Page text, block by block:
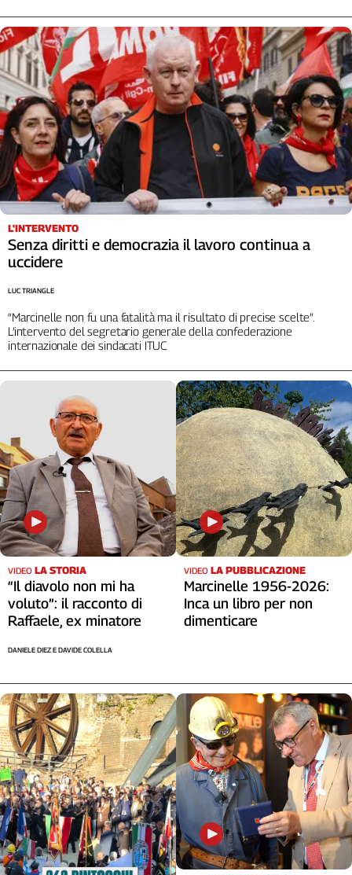
L'Italia
Lavoro
Territori
Abruzzo-
Molise
Alto
Adige
Basilicata
Calabria
Campania
Emilia-
Romagna
Giulia
Lazio
Piemonte
Puglia
Sardegna
Sicilia
Toscana
Trentino
Umbria
Valle
D'Aosta
Veneto
Storico
Cerca
Contatti
La
redazione
L'INTERVENTO
Senza diritti e democrazia il lavoro continua a
uccidere
“Marcinelle non fu una fatalità ma il risultato di precise scelte”.
L’intervento del segretario generale della confederazione
internazionale dei sindacati ITUC
LUC TRIANGLE
VIDEO LA STORIA
“Il diavolo non mi ha
voluto”: il racconto di
Raffaele, ex minatore
DANIELE DIEZ E DAVIDE COLELLA
VIDEO LA PUBBLICAZIONE
Marcinelle 1956-2026:
Inca un libro per non
dimenticare